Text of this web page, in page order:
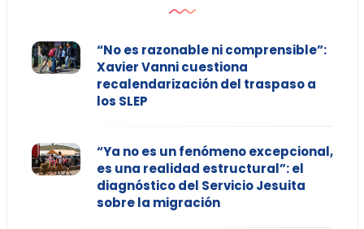
“No es razonable ni comprensible”:
Xavier Vanni cuestiona
recalendarización del traspaso a
los SLEP
“Ya no es un fenómeno excepcional,
es una realidad estructural”: el
diagnóstico del Servicio Jesuita
sobre la migración